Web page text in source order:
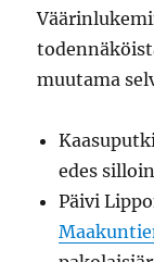
muutama
edes
Päivi